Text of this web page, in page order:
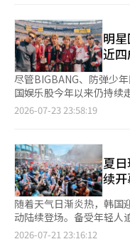
品销售也随之增加。 该研究员表示：“SMTR25通过预备出道活动
提前获取了粉丝基础。”
收益性有所稀释，但预计出道
预计今年SM娱乐的年营
和1939亿韩元。※ 本报道
务报表统计，营业收入前
（同比增长15.2%）位居榜首。 Kakao于2023年完
营权收购，目前旗下拥有
Antenna等多家经纪公司
亿韩元，同比增长22.6%
演出收入及周边商品（
HYBE以1.0247万亿韩元
下最大厂牌BigHit Music
Together（TXT）等旗下
支撑。 JYP娱乐以6836亿韩元营业收入排名第三，同比增长
40%。业内认为，
售增长，是推动公司业绩提升的主要原
（同比增长71.3%）位列
收入增长，以及
演出活动增加带动，公司业绩
Kakao、HYBE、JYP、
明
近
尽管BIGBANG、防弹少
国娱乐股今年以来仍持续
大娱乐公司股价较年初普
司的全年业绩预期，近期
FnGuide数据显示，今年
娱乐增长12.62%，SM娱
本月以来，已有9家券商
下调YG娱乐目标股价，11家
面来看，娱乐公司业绩并
热，专辑销量保持稳健。
238万人次，其中BTS贡
2026-07-23 23:58:19
夏
续
随着天气日渐炎热，韩国
动陆续登场。备受年轻人
SEOUL 2026”将于24日
2026-07-21 23:16:12